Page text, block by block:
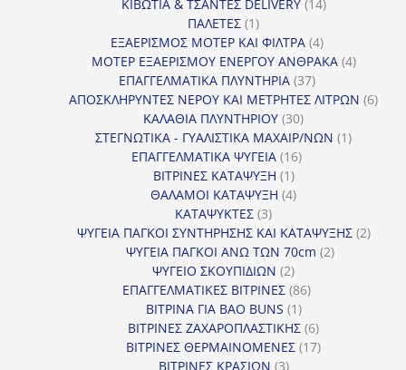
ΚΙΒΩΤΙΑ & ΤΣΑΝΤΕΣ DELIVERY 14
ΠΑΛΕΤΕΣ 11
προϊόν
ΕΞΑΕΡΙΣΜΟΣ ΜΟΤΕΡ ΚΑΙ ΦΙΛΤΡΑ 44
προϊόντα
ΜΟΤΕΡ ΕΞΑΕΡΙΣΜΟΥ ΕΝΕΡΓΟΥ ΑΝΘΡΑΚΑ 44
ΕΠΑΓΓΕΛΜΑΤΙΚΑ ΠΛΥΝΤΗΡΙΑ 3737
προϊόντα
ΑΠΟΣΚΛΗΡΥΝΤΕΣ ΝΕΡΟΥ ΚΑΙ ΜΕΤΡΗΤΕΣ ΛΙΤΡΩΝ 66
ΚΑΛΑΘΙΑ ΠΛΥΝΤΗΡΙΟΥ 3030
προϊόντα
ΣΤΕΓΝΩΤΙΚΑ - ΓΥΑΛΙΣΤΙΚΑ ΜΑΧΑΙΡ/ΝΩΝ 11
ΕΠΑΓΓΕΛΜΑΤΙΚΑ ΨΥΓΕΙΑ 1616
ΒΙΤΡΙΝΕΣ ΚΑΤΑΨΥΞΗ 11
προϊόν
ΘΑΛΑΜΟΙ ΚΑΤΑΨΥΞΗ 44
ΚΑΤΑΨΥΚΤΕΣ 33
προϊόντα
ΨΥΓΕΙΑ ΠΑΓΚΟΙ ΣΥΝΤΗΡΗΣΗΣ ΚΑΙ ΚΑΤΑΨΥΞΗΣ 22
ΨΥΓΕΙΑ ΠΑΓΚΟΙ ΑΝΩ ΤΩΝ 70cm 22
ΨΥΓΕΙΟ ΣΚΟΥΠΙΔΙΩΝ 22
προϊόντα
ΕΠΑΓΓΕΛΜΑΤΙΚΕΣ ΒΙΤΡΙΝΕΣ 8686
ΒΙΤΡΙΝΑ ΓΙΑ BAO BUNS 11
προϊόν
ΒΙΤΡΙΝΕΣ ΖΑΧΑΡΟΠΛΑΣΤΙΚΗΣ 66
προϊόντα
ΒΙΤΡΙΝΕΣ ΘΕΡΜΑΙΝΟΜΕΝΕΣ 1717
ΒΙΤΡΙΝΕΣ ΚΡΑΣΙΩΝ 33